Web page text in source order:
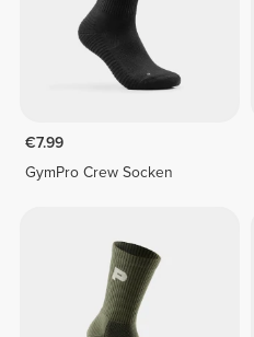
€7.99
GymPro Crew Socken